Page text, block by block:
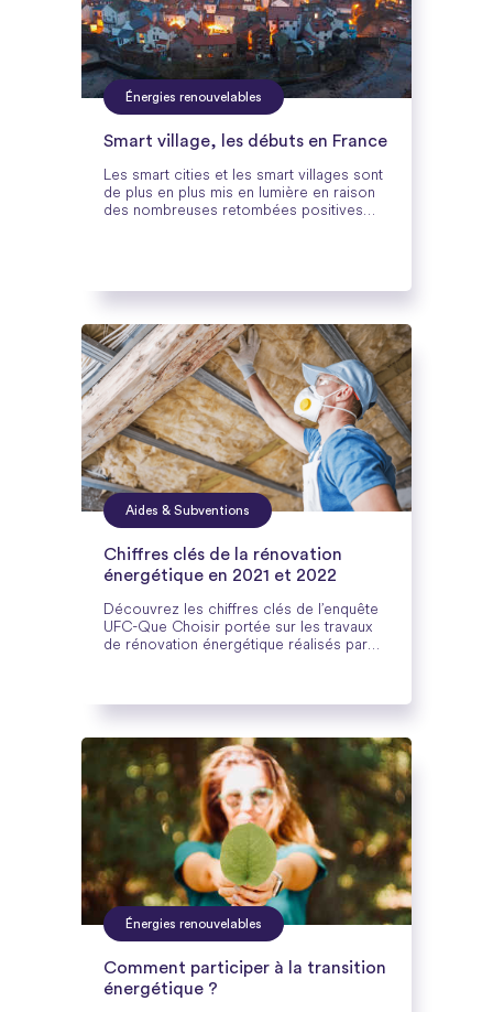
Énergies renouvelables
Smart village, les débuts en France
Les smart cities et les smart villages sont
de plus en plus mis en lumière en raison
des nombreuses retombées positives
Aides & Subventions
Chiffres clés de la rénovation
énergétique en 2021 et 2022
Découvrez les chiffres clés de l’enquête
UFC-Que Choisir portée sur les travaux
de rénovation énergétique réalisés par
Énergies renouvelables
Comment participer à la transition
énergétique ?